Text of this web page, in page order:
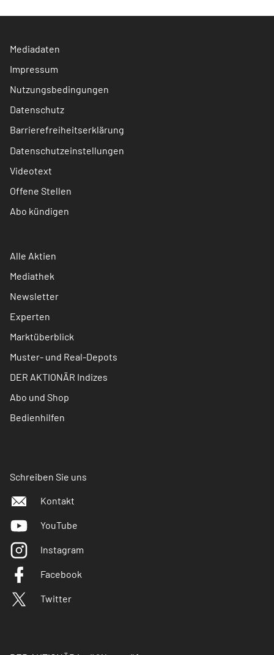
Mediadaten
Impressum
Nutzungsbedingungen
Datenschutz
Barrierefreiheitserklärung
Datenschutzeinstellungen
Videotext
Offene Stellen
Abo kündigen
Alle Aktien
Mediathek
Newsletter
Experten
Marktüberblick
Muster- und Real-Depots
DER AKTIONÄR Indizes
Abo und Shop
Bedienhilfen
Schreiben Sie uns
Kontakt
YouTube
Instagram
Facebook
Twitter